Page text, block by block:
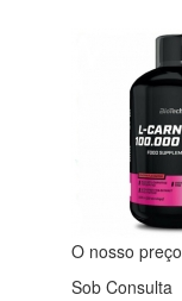
O nosso preço
Sob Consulta